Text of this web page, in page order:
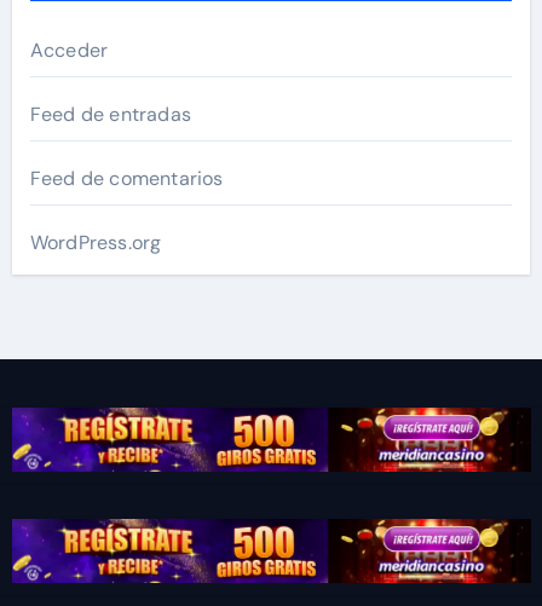
Acceder
Feed de entradas
Feed de comentarios
WordPress.org